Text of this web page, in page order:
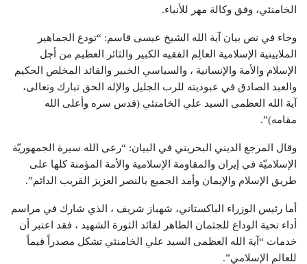
الخامنئي، وفق وكالة مهر للأنباء.
وجاء في نص بيان آية الله الشيخ عيسى قاسم: “تودع الجماهير
الملايينية الإسلامية العالِم الفقيه الكبير والثائر العظيم من أجل
الإسلام والأمة والإنسانية ، والسياسي الخبير والقائد المخلص الحكيم
والعبد الصادق في عبوديته للرب الجليل والإله الحق تبارك وتعالى،
آية الله العظمى السيد علي الخامنئي (قدس سره وأعلى الله
مقامه)”.
وقال المرجع الديني البحريني في البیان: “رعى الله سيرة الجمهوريّة
الإسلاميّة في إيران والمقاومة الإسلامية والأمة المؤمنة كلها على
طريق الإسلام والإيمان وأمد الجميع بالنصر العزيز القريب الدائم”.
أما رئيس الوزراء الباكستاني، شهباز شريف ، الذي شارك في مراسم
أداء تحية الوداع للجثمان الطاهر لقائد الثورة الشهيد ، فقد اعتبر أن
خدمات “آية الله العظمى السيد علي الخامنئي تشكل مصدراً قيماً
للعالم الإسلامي”.